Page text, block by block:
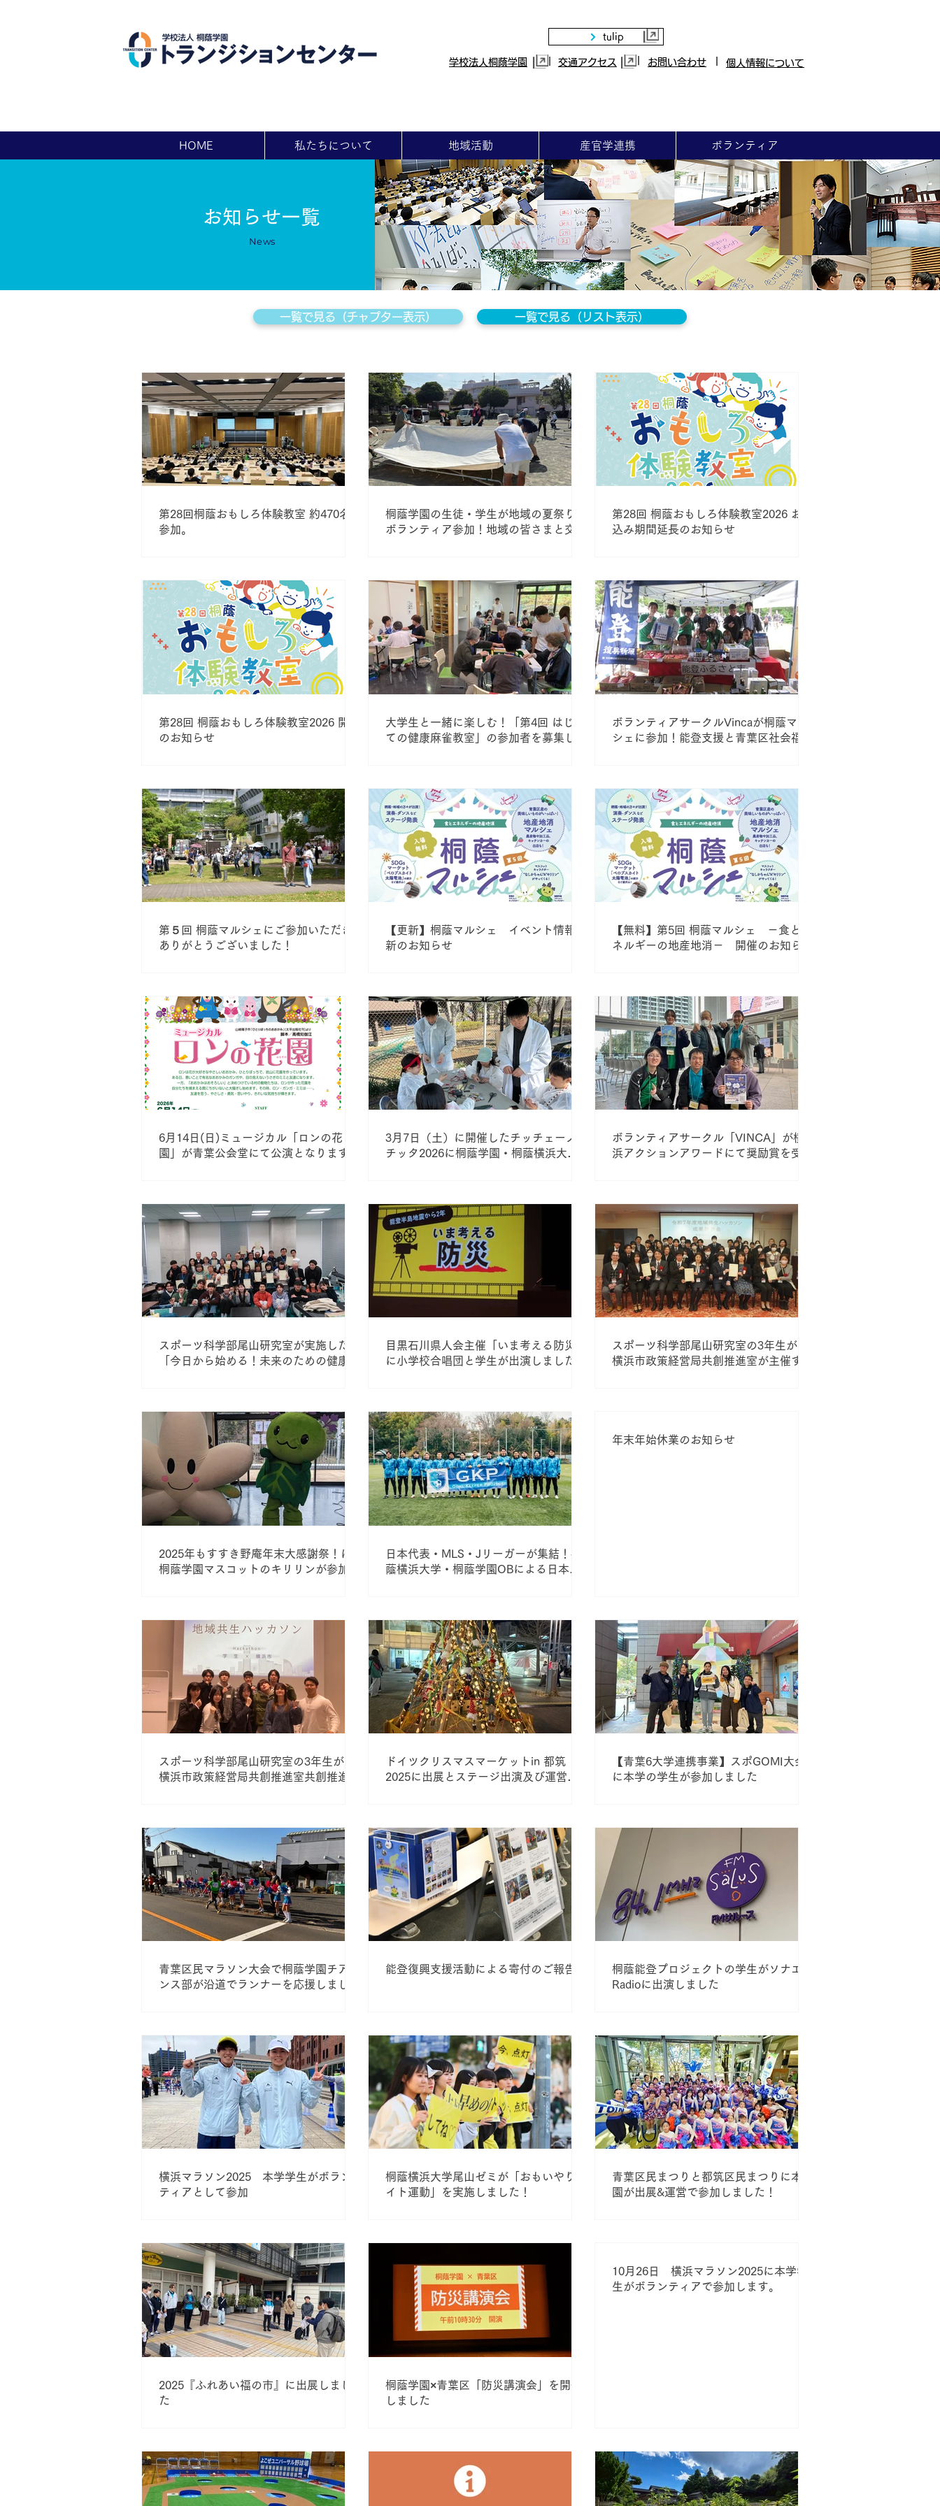
tulip
学校法人桐蔭学園 交通アクセス お問い合わせ 個人情報について
HOME 私たちについて 地域活動 産官学連携 ボランティア
お知らせ一覧
News
一覧で見る（チャプター表示） 一覧で見る（リスト表示）
第28回桐蔭おもしろ体験教室 約470名が
参加。
桐蔭学園の生徒・学生が地域の夏祭りに
ボランティア参加！地域の皆さまと交流
第28回 桐蔭おもしろ体験教室2026 お申
込み期間延長のお知らせ
第28回 桐蔭おもしろ体験教室2026 開催
のお知らせ
大学生と一緒に楽しむ！「第4回 はじめ
ての健康麻雀教室」の参加者を募集しま
ボランティアサークルVincaが桐蔭マル
シェに参加！能登支援と青葉区社会福祉
第５回 桐蔭マルシェにご参加いただき
ありがとうございました！
【更新】桐蔭マルシェ イベント情報更
新のお知らせ
【無料】第5回 桐蔭マルシェ －食とエ
ネルギーの地産地消－ 開催のお知らせ
6月14日(日)ミュージカル「ロンの花
園」が青葉公会堂にて公演となります
3月7日（土）に開催したチッチェーノ・
チッタ2026に桐蔭学園・桐蔭横浜大学
ボランティアサークル「VINCA」が横
浜アクションアワードにて奨励賞を受賞
スポーツ科学部尾山研究室が実施した
「今日から始める！未来のための健康講
目黒石川県人会主催「いま考える防災」
に小学校合唱団と学生が出演しました
スポーツ科学部尾山研究室の3年生が、
横浜市政策経営局共創推進室が主催す地
2025年もすすき野庵年末大感謝祭！に
桐蔭学園マスコットのキリリンが参加し
日本代表・MLS・Jリーガーが集結！桐
蔭横浜大学・桐蔭学園OBによる日本一
年末年始休業のお知らせ
スポーツ科学部尾山研究室の3年生が、
横浜市政策経営局共創推進室共創推進課
ドイツクリスマスマーケットin 都筑
2025に出展とステージ出演及び運営協
【青葉6大学連携事業】スポGOMI大会
に本学の学生が参加しました
青葉区民マラソン大会で桐蔭学園チアダ
ンス部が沿道でランナーを応援しました
能登復興支援活動による寄付のご報告
桐蔭能登プロジェクトの学生がソナエル
Radioに出演しました
横浜マラソン2025 本学学生がボラン
ティアとして参加
桐蔭横浜大学尾山ゼミが「おもいやりラ
イト運動」を実施しました！
青葉区民まつりと都筑区民まつりに本学
園が出展&運営で参加しました！
2025『ふれあい福の市』に出展しまし
た
桐蔭学園×青葉区「防災講演会」を開催
しました
10月26日 横浜マラソン2025に本学学
生がボランティアで参加します。